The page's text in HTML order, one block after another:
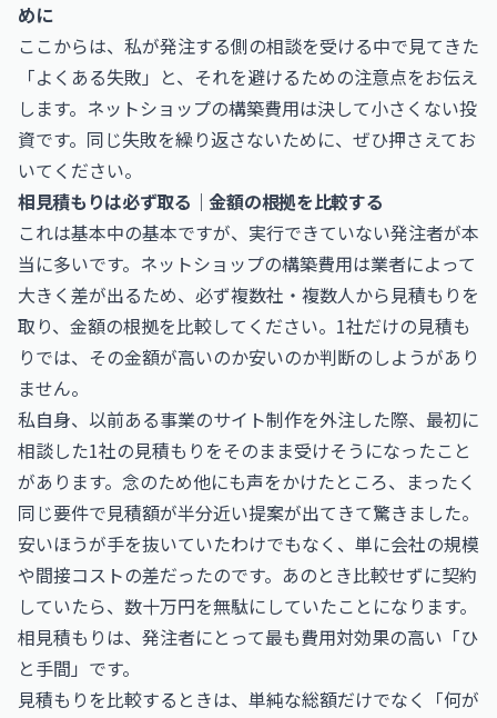
めに
ここからは、私が発注する側の相談を受ける中で見てきた
「よくある失敗」と、それを避けるための注意点をお伝え
します。ネットショップの構築費用は決して小さくない投
資です。同じ失敗を繰り返さないために、ぜひ押さえてお
いてください。
相見積もりは必ず取る｜金額の根拠を比較する
これは基本中の基本ですが、実行できていない発注者が本
当に多いです。ネットショップの構築費用は業者によって
大きく差が出るため、必ず複数社・複数人から見積もりを
取り、金額の根拠を比較してください。1社だけの見積も
りでは、その金額が高いのか安いのか判断のしようがあり
ません。
私自身、以前ある事業のサイト制作を外注した際、最初に
相談した1社の見積もりをそのまま受けそうになったこと
があります。念のため他にも声をかけたところ、まったく
同じ要件で見積額が半分近い提案が出てきて驚きました。
安いほうが手を抜いていたわけでもなく、単に会社の規模
や間接コストの差だったのです。あのとき比較せずに契約
していたら、数十万円を無駄にしていたことになります。
相見積もりは、発注者にとって最も費用対効果の高い「ひ
と手間」です。
見積もりを比較するときは、単純な総額だけでなく「何が